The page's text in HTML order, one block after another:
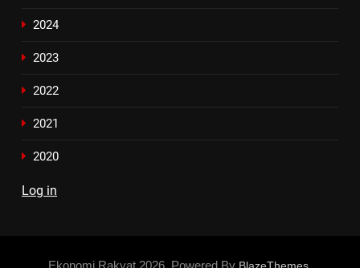
2024
2023
2022
2021
2020
Log in
Ekonomi Rakyat 2026. Powered By